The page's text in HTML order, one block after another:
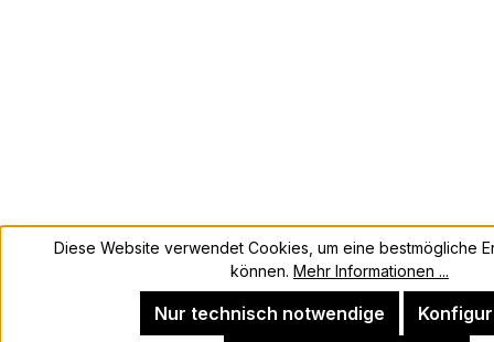
Diese Website verwendet Cookies, um eine bestmögliche
können. Mehr Informationen ...
Nur technisch notwendige